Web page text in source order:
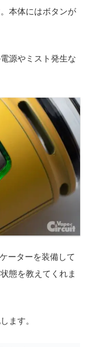
本体にはボタンが
源やミスト発生な
ーターを装備して
態を教えてくれま
ます。